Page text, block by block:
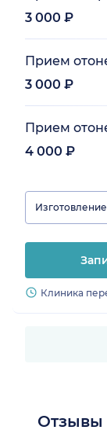
3 000 ₽
Прием
3 000 ₽
Прием
4 000 ₽
Клиника
Отзывы